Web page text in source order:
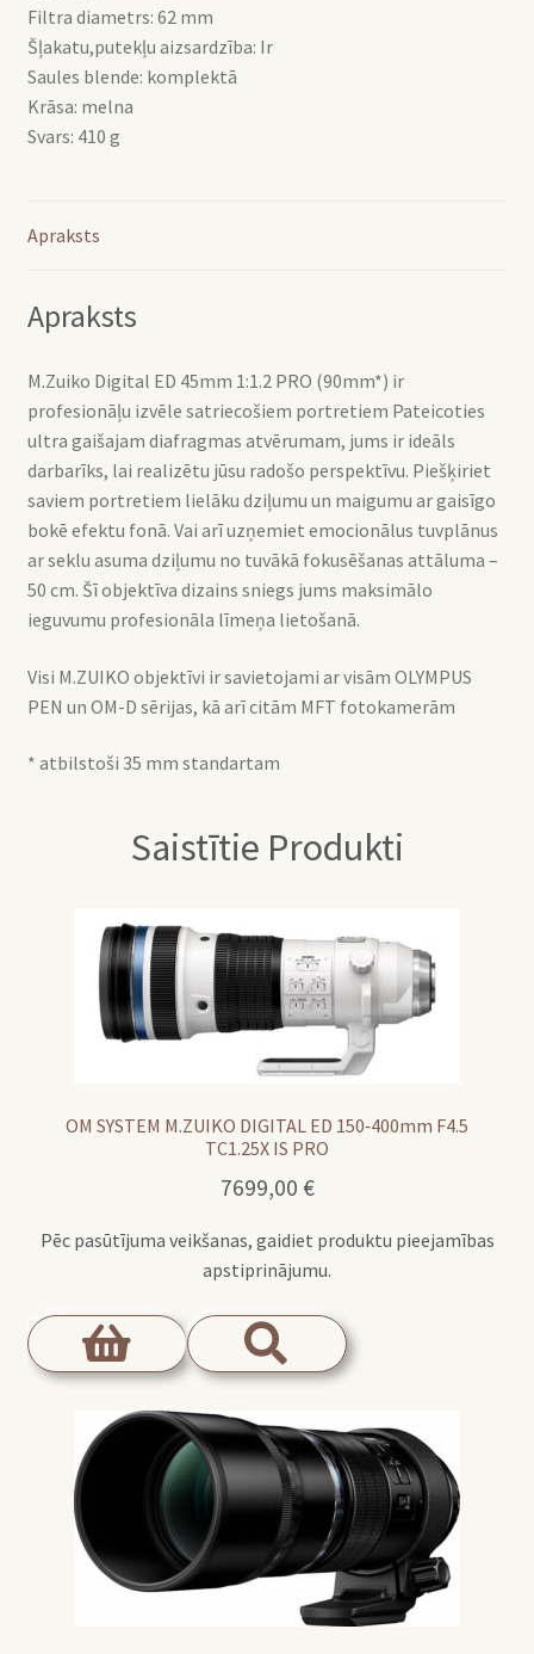
Filtra diametrs: 62 mm
Šļakatu,putekļu aizsardzība: Ir
Saules blende: komplektā
Krāsa: melna
Svars: 410 g
Apraksts
Apraksts
M.Zuiko Digital ED 45mm 1:1.2 PRO (90mm*) ir
profesionāļu izvēle satriecošiem portretiem Pateicoties
ultra gaišajam diafragmas atvērumam, jums ir ideāls
darbarīks, lai realizētu jūsu radošo perspektīvu. Piešķiriet
saviem portretiem lielāku dziļumu un maigumu ar gaisīgo
bokē efektu fonā. Vai arī uzņemiet emocionālus tuvplānus
ar seklu asuma dziļumu no tuvākā fokusēšanas attāluma –
50 cm. Šī objektīva dizains sniegs jums maksimālo
ieguvumu profesionāla līmeņa lietošanā.
Visi M.ZUIKO objektīvi ir savietojami ar visām OLYMPUS
PEN un OM-D sērijas, kā arī citām MFT fotokamerām
* atbilstoši 35 mm standartam
Saistītie Produkti
OM SYSTEM M.ZUIKO DIGITAL ED 150‑400mm F4.5
TC1.25X IS PRO
7699,00 €
Pēc pasūtījuma veikšanas, gaidiet produktu pieejamības
apstiprinājumu.